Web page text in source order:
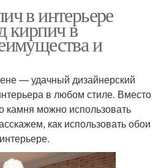
в интерьере
кирпич в
и
— удачный дизайнерский
в любом стиле. Вместо
камня можно использовать
как использовать обои